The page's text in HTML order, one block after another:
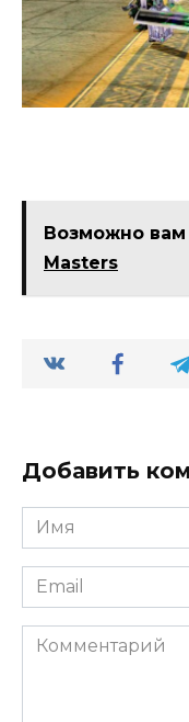
Возможно вам
Masters
Добавить
Имя
*
Email
*
Комментарий